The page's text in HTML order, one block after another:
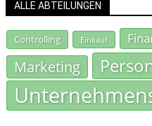
ALLE ABTEILUNGEN
Controlling Einkauf
Marketing